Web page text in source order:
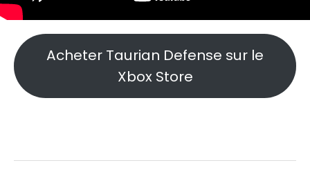
Acheter Taurian Defense sur le
Xbox Store